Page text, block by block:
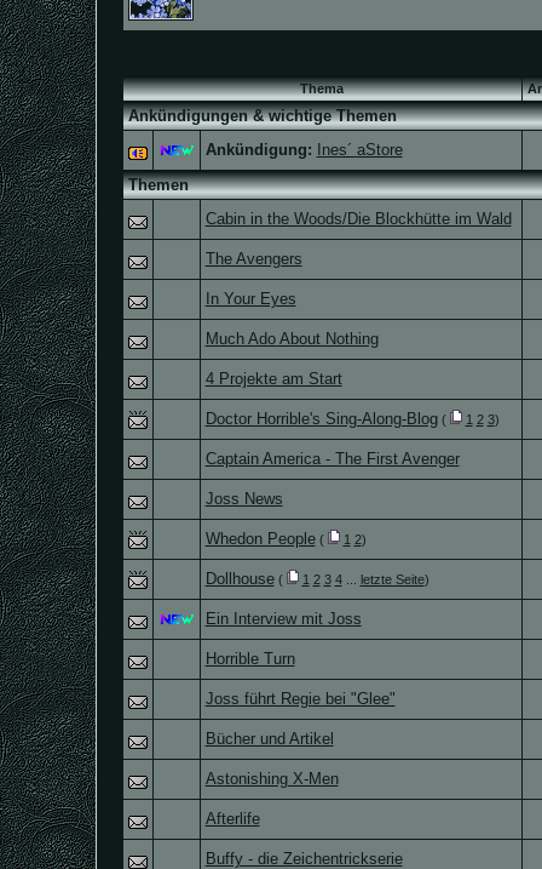
Thema
Ankündigungen & wichtige Themen
Ankündigung:
Ines´ aStore
Themen
Cabin in the Woods/Die Blockhütte im Wald
The Avengers
In Your Eyes
Much Ado About Nothing
4 Projekte am Start
Doctor Horrible's Sing-Along-Blog( 1 2 3)
Captain America - The First Avenger
Joss News
Whedon People( 1 2)
Dollhouse( 1 2 3 4... letzte Seite)
Ein Interview mit Joss
Horrible Turn
Joss führt Regie bei "Glee"
Bücher und Artikel
Astonishing X-Men
Afterlife
Buffy - die Zeichentrickserie